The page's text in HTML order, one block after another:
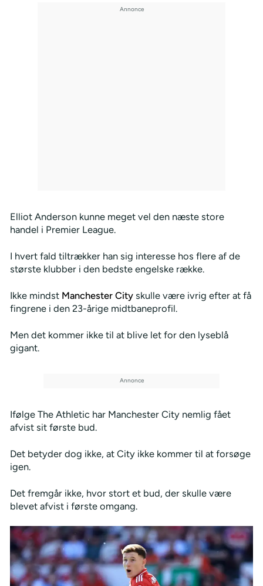
Elliot Anderson kunne meget vel den næste store
handel i Premier League.
I hvert fald tiltrækker han sig interesse hos flere af de
største klubber i den bedste engelske række.
Ikke mindst Manchester Cityskulle være ivrig efter at få
fingrene i den 23-årige midtbaneprofil.
Men det kommer ikke til at blive let for den lyseblå
gigant.
Ifølge The Athletic har Manchester City nemlig fået
afvist sit første bud.
Det betyder dog ikke, at City ikke kommer til at forsøge
igen.
Det fremgår ikke, hvor stort et bud, der skulle være
blevet afvist i første omgang.